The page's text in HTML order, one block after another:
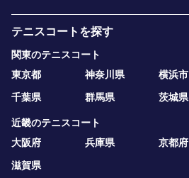
テニスコートを探す
関東のテニスコート
東京都
神奈川県 横浜市
千葉県
群馬県 茨城県
近畿のテニスコート
大阪府
兵庫県 京都府
滋賀県